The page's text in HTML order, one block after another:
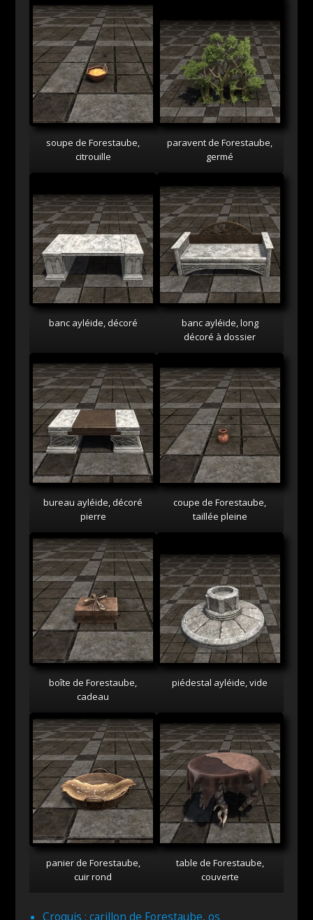
soupe de Forestaube,
citrouille
paravent de Forestaube,
germé
banc ayléide, décoré
banc ayléide, long
décoré à dossier
bureau ayléide, décoré
pierre
coupe de Forestaube,
taillée pleine
boîte de Forestaube,
cadeau
piédestal ayléide, vide
panier de Forestaube,
cuir rond
table de Forestaube,
couverte
Croquis : carillon de Forestaube, os